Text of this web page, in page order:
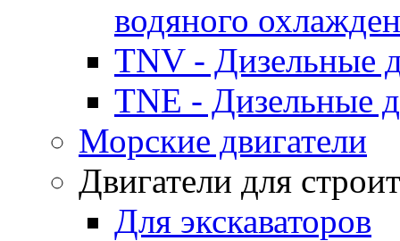
водяного
TNV - Дизельные
TNE - Дизельные
Морские двигатели
Двигатели для
Для экскаваторов